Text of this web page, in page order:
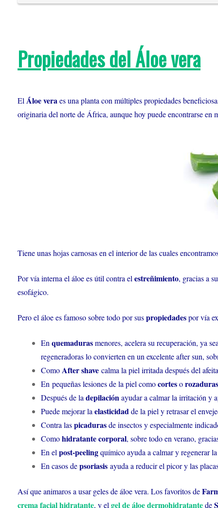
Propiedades del Áloe vera
El Áloe veraes una planta con múltiples propiedades
originaria del norte de África, aunque hoy puede encontrarse en
Tiene unas hojas carnosas en el interior de las cuales
Por vía interna el áloe es útil contra el estreñimiento, gracias a
esofágico.
Pero el áloe es famoso sobre todo por suspropiedadespor vía
En quemadurasmenores, acelera su recuperación, ya
regeneradoras lo convierten en un excelente after sun,
ComoAfter shave calma la piel irritada después del
En pequeñas lesiones de la piel comocortesorozaduras
Después de la depilaciónayudar a calmar la irritación y
Puede mejorar la elasticidadde la piel y retrasar el
Contra laspicadurasde insectos y especialmente
Comohidratante corporal, sobre todo en verano,
En el post-peelingquímico ayuda a calmar y regenerar
En casos depsoriasis ayuda a reducir el picor y las
Así que animaros a usar geles de áloe vera. Los favoritos de
crema facial hidratante, y el gel de áloe dermohidratantede